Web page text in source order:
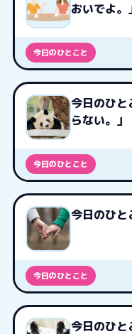
おいでよ。
今日のひとこと
今日のひ
らない。」
今日のひとこと
今日のひと
今日のひとこと
今日のひと